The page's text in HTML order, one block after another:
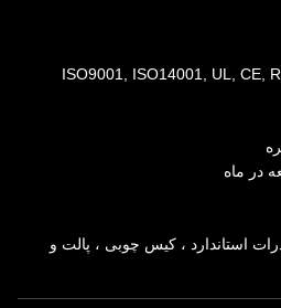
ISO9001, ISO14001, UL, CE,
استاندارد ، کیس چوبی ، پالت و